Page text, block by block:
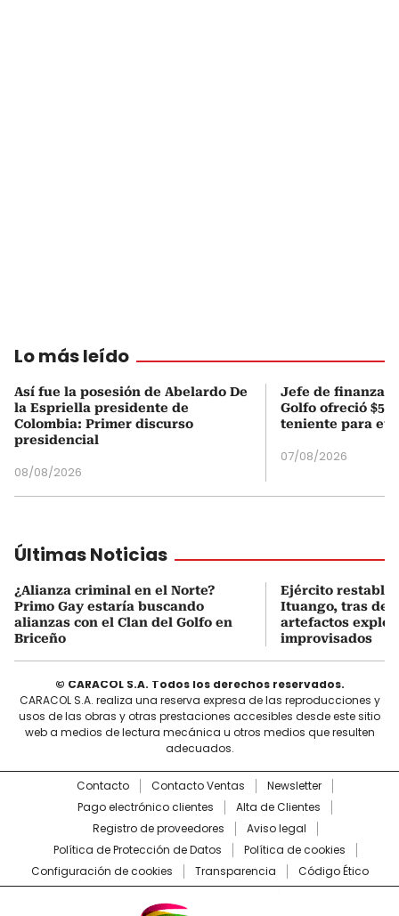
Lo más leído
Así fue la posesión de Abelardo De
la Espriella presidente de
Colombia: Primer discurso
presidencial
08/08/2026
Jefe de finanzas
Golfo ofreció
teniente para
07/08/2026
Últimas Noticias
¿Alianza criminal en el Norte?
Primo Gay estaría buscando
alianzas con el Clan del Golfo en
Briceño
Ejército
Ituango, tras
artefactos
improvisados
© CARACOL S.A. Todos los derechos reservados.
CARACOL S.A. realiza una reserva expresa de las reproducciones y
usos de las obras y otras prestaciones accesibles desde este sitio
web a medios de lectura mecánica u otros medios que resulten
adecuados.
Contacto Contacto Ventas
Newsletter
Pago electrónico clientes
Alta de Clientes
Registro de proveedores
Aviso legal
Política de Protección de Datos
Política de cookies
Configuración de cookies
Transparencia Código Ético